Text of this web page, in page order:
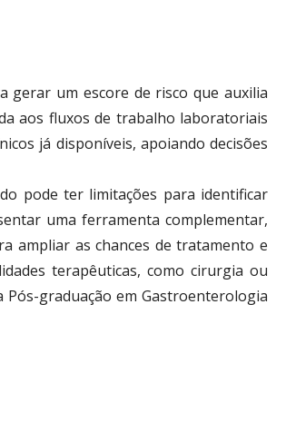
gerar um escore de risco que auxilia
aos fluxos de trabalho laboratoriais
já disponíveis, apoiando decisões
pode ter limitações para identificar
uma ferramenta complementar,
ampliar as chances de tratamento e
terapêuticas, como cirurgia ou
graduação em Gastroenterologia